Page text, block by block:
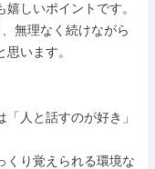
しいポイントです。
無理なく続けながら
います。
人と話すのが好き」
くり覚えられる環境な